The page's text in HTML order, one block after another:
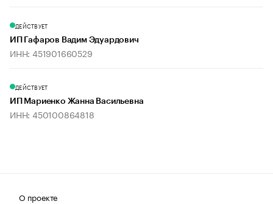
ДЕЙСТВУЕТ
ИП Гафаров Вадим Эдуардович
ИНН: 451901660529
ДЕЙСТВУЕТ
ИП Мариенко Жанна Васильевна
ИНН: 450100864818
О проекте